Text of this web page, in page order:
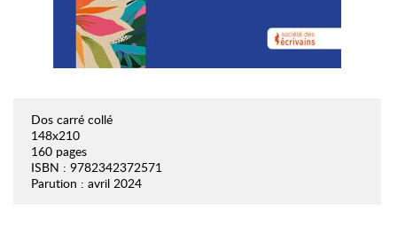
Dos carré collé
148x210
160 pages
ISBN : 9782342372571
Parution : avril 2024